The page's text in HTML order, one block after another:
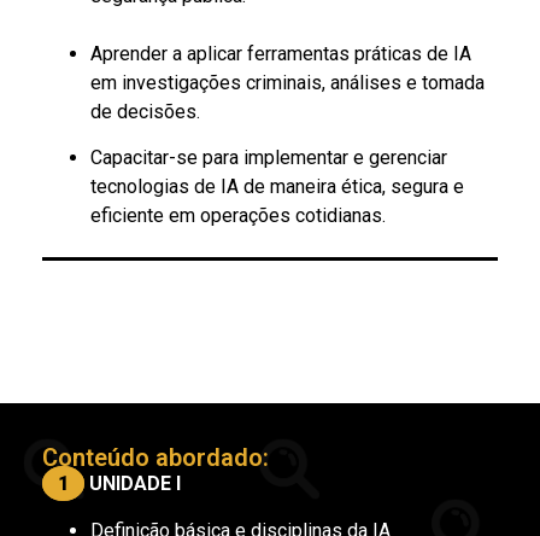
Aprender a aplicar ferramentas práticas de IA
em investigações criminais, análises e tomada
de decisões.
Capacitar-se para implementar e gerenciar
tecnologias de IA de maneira ética, segura e
eficiente em operações cotidianas.
Conteúdo abordado: ​
1 UNIDADE I
Definição básica e disciplinas da IA